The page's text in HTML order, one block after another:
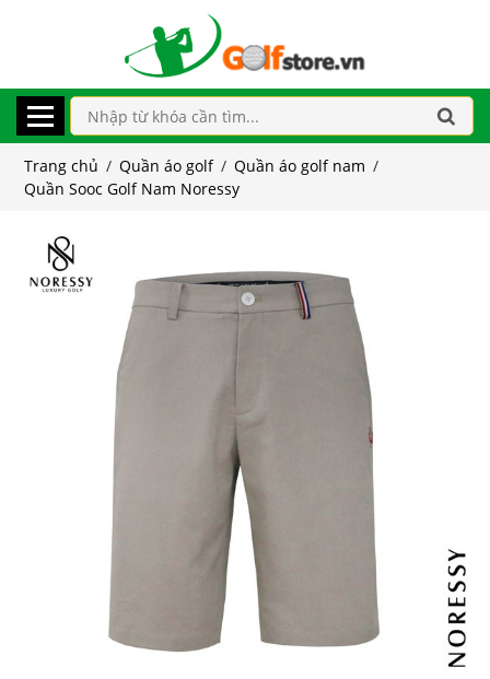
Trang chủ / Quần áo golf / Quần áo golf nam /
Quần Sooc Golf Nam Noressy